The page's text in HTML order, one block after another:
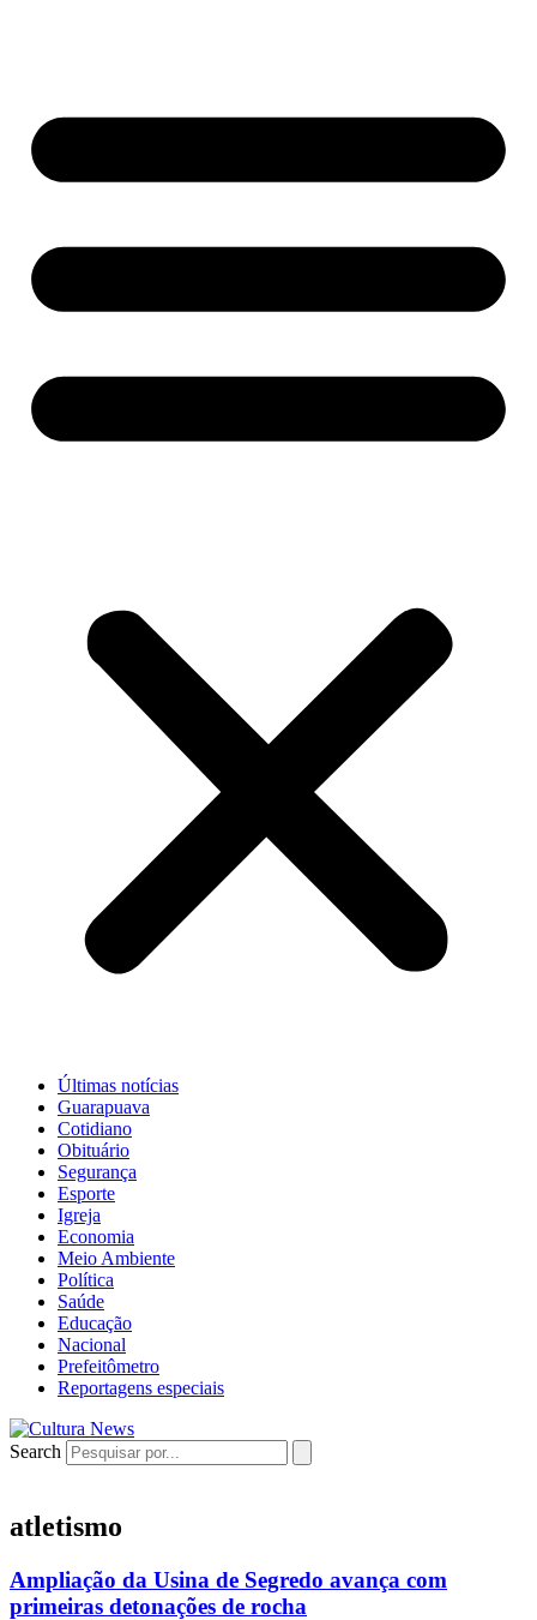
Últimas notícias
Guarapuava
Cotidiano
Obituário
Segurança
Esporte
Igreja
Economia
Meio Ambiente
Política
Saúde
Educação
Nacional
Prefeitômetro
Reportagens especiais
Search
atletismo
Ampliação da Usina de Segredo avança com
primeiras detonações de rocha